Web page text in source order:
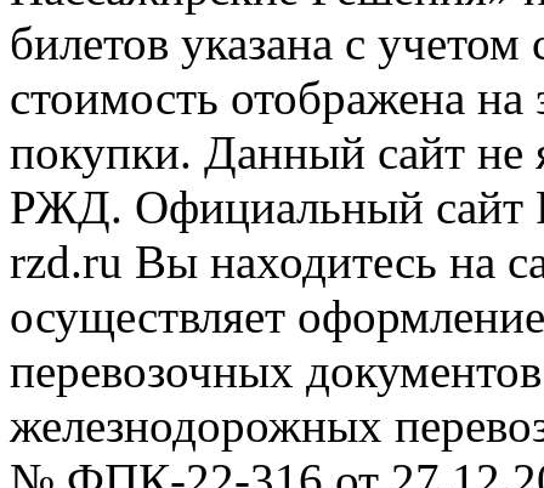
билетов указана с
стоимость отображена
покупки. Данный сайт не
РЖД. Официальный сайт
rzd.ru Вы находитесь на
осуществляет
перевозочных
железнодорожных